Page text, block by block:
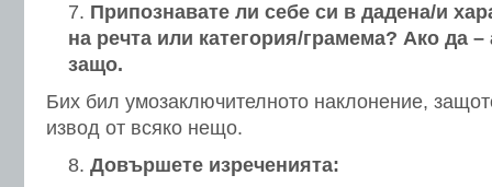
Припознавате ли себе си в дадена/и
на речта или категория/грамема? Ако да –
защо.
Бих бил умозаключителното наклонение,
извод от всяко нещо.
Довършете изреченията: